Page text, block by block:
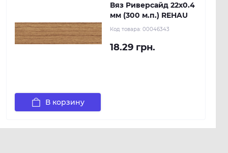
Вяз Риверсайд 22х0.4
мм (300 м.п.) REHAU
Код товара: 00046343
18.29 грн.
В корзину